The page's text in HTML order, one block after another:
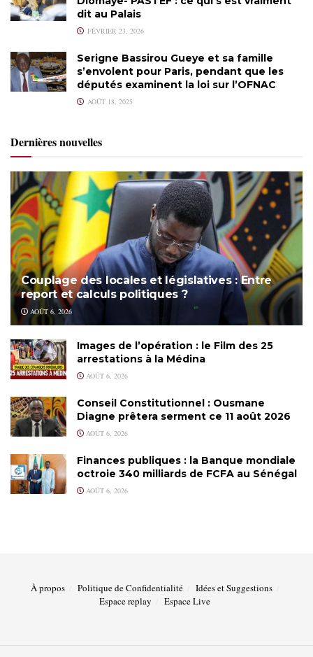
dit au Palais
FÉVRIER 23, 2026
Serigne Bassirou Gueye et sa famille
s’envolent pour Paris, pendant que les
députés examinent la loi sur l’OFNAC
AOÛT 18, 2025
Dernières nouvelles
Couplage des locales et législatives : Entre
report et calculs politiques ?
AOÛT 6, 2026
Images de l’opération : le Film des 25
arrestations à la Médina
AOÛT 6, 2026
Conseil Constitutionnel : Ousmane
Diagne prêtera serment ce 11 août 2026
AOÛT 6, 2026
Finances publiques : la Banque mondiale
octroie 340 milliards de FCFA au Sénégal
AOÛT 6, 2026
À propos Politique de Confidentialité
Idées et Suggestions
Espace replay
Espace Live